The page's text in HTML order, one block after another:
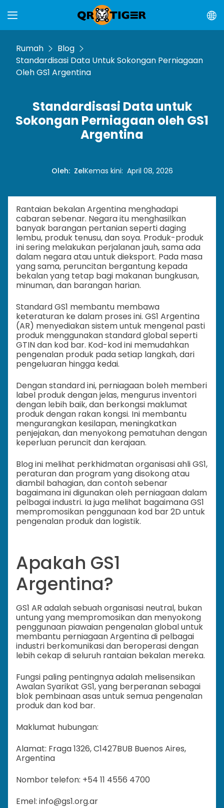
Rumah
Blog
Standardisasi Data Untuk Sokongan Perniagaan
Oleh GS1 Argentina
Standardisasi Data untuk
Sokongan Perniagaan oleh GS1
Argentina
Oleh: ZelKemas kini: April 08, 2026
Rantaian bekalan Argentina menghadapi
cabaran sebenar. Negara itu menghasilkan
banyak barangan pertanian seperti daging
lembu, produk tenusu, dan soya. Produk-produk
ini sering melakukan perjalanan jauh, sama ada
dalam negara atau untuk dieksport. Pada masa
yang sama, peruncitan bergantung kepada
bekalan yang tetap bagi makanan bungkusan,
minuman, dan barangan harian.
Standard GS1 membantu membawa
keteraturan ke dalam proses ini. GS1 Argentina
(AR) menyediakan sistem untuk mengenal pasti
produk menggunakan standard global seperti
GTIN dan kod bar. Kod-kod ini memudahkan
pengenalan produk pada setiap langkah, dari
pengeluaran hingga kedai.
Dengan standard ini, perniagaan boleh memberi
label produk dengan jelas, mengurus inventori
dengan lebih baik, dan berkongsi maklumat
produk dengan rakan kongsi. Ini membantu
mengurangkan kesilapan, meningkatkan
penjejakan, dan menyokong pematuhan dengan
keperluan peruncit dan kerajaan.
Blog ini melihat perkhidmatan organisasi ahli GS1,
peraturan dan program yang disokong atau
diambil bahagian, dan contoh sebenar
bagaimana ini digunakan oleh perniagaan dalam
pelbagai industri. Ia juga melihat bagaimana GS1
mempromosikan penggunaan kod bar 2D untuk
pengenalan produk dan logistik.
Apakah GS1
Argentina?
GS1 AR adalah sebuah organisasi neutral, bukan
untung yang mempromosikan dan menyokong
penggunaan piawaian pengenalan global untuk
membantu perniagaan Argentina di pelbagai
industri berkomunikasi dan beroperasi dengan
lebih cekap di seluruh rantaian bekalan mereka.
Fungsi paling pentingnya adalah melisensikan
Awalan Syarikat GS1, yang berperanan sebagai
blok pembinaan asas untuk semua pengenalan
produk dan kod bar.
Maklumat hubungan:
Alamat: Fraga 1326, C1427BUB Buenos Aires,
Argentina
Nombor telefon: +54 11 4556 4700
Emel: info@gs1.org.ar